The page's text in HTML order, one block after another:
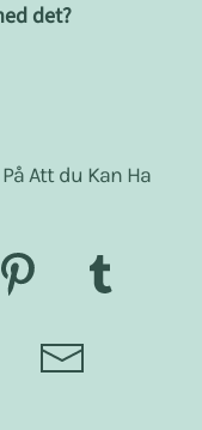
det?
Att du Kan Ha